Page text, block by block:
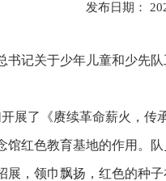
发布日期：
书记关于少年儿童和少先
展了《赓续革命薪火，传
馆红色教育基地的作用。
展，领巾飘扬，红色的种